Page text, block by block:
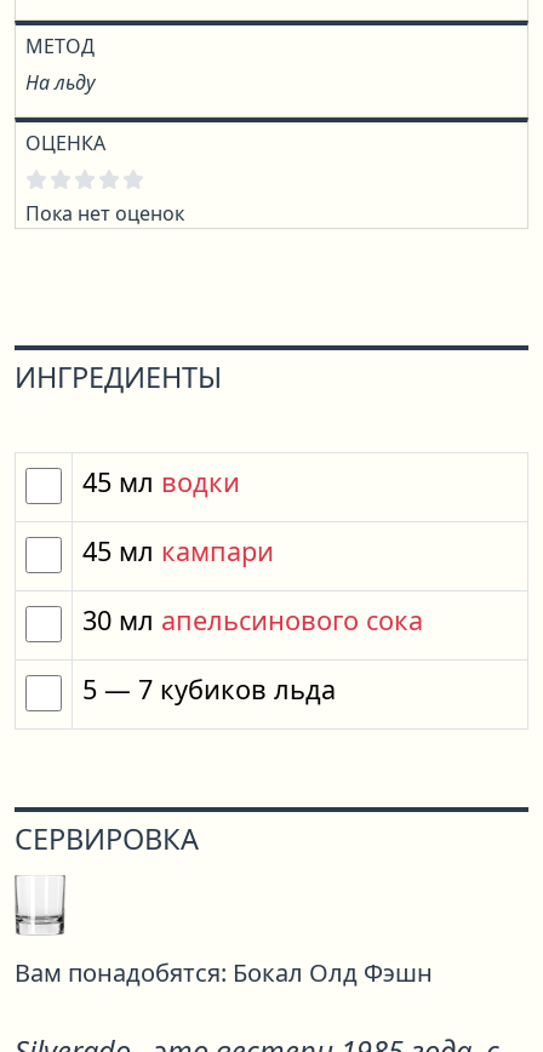
МЕТОД
На льду
ОЦЕНКА
Пока нет оценок
ИНГРЕДИЕНТЫ
45 мл водки
45 мл кампари
30 мл апельсинового сока
5 — 7 кубиков льда
СЕРВИРОВКА
Вам понадобятся: Бокал Олд Фэшн